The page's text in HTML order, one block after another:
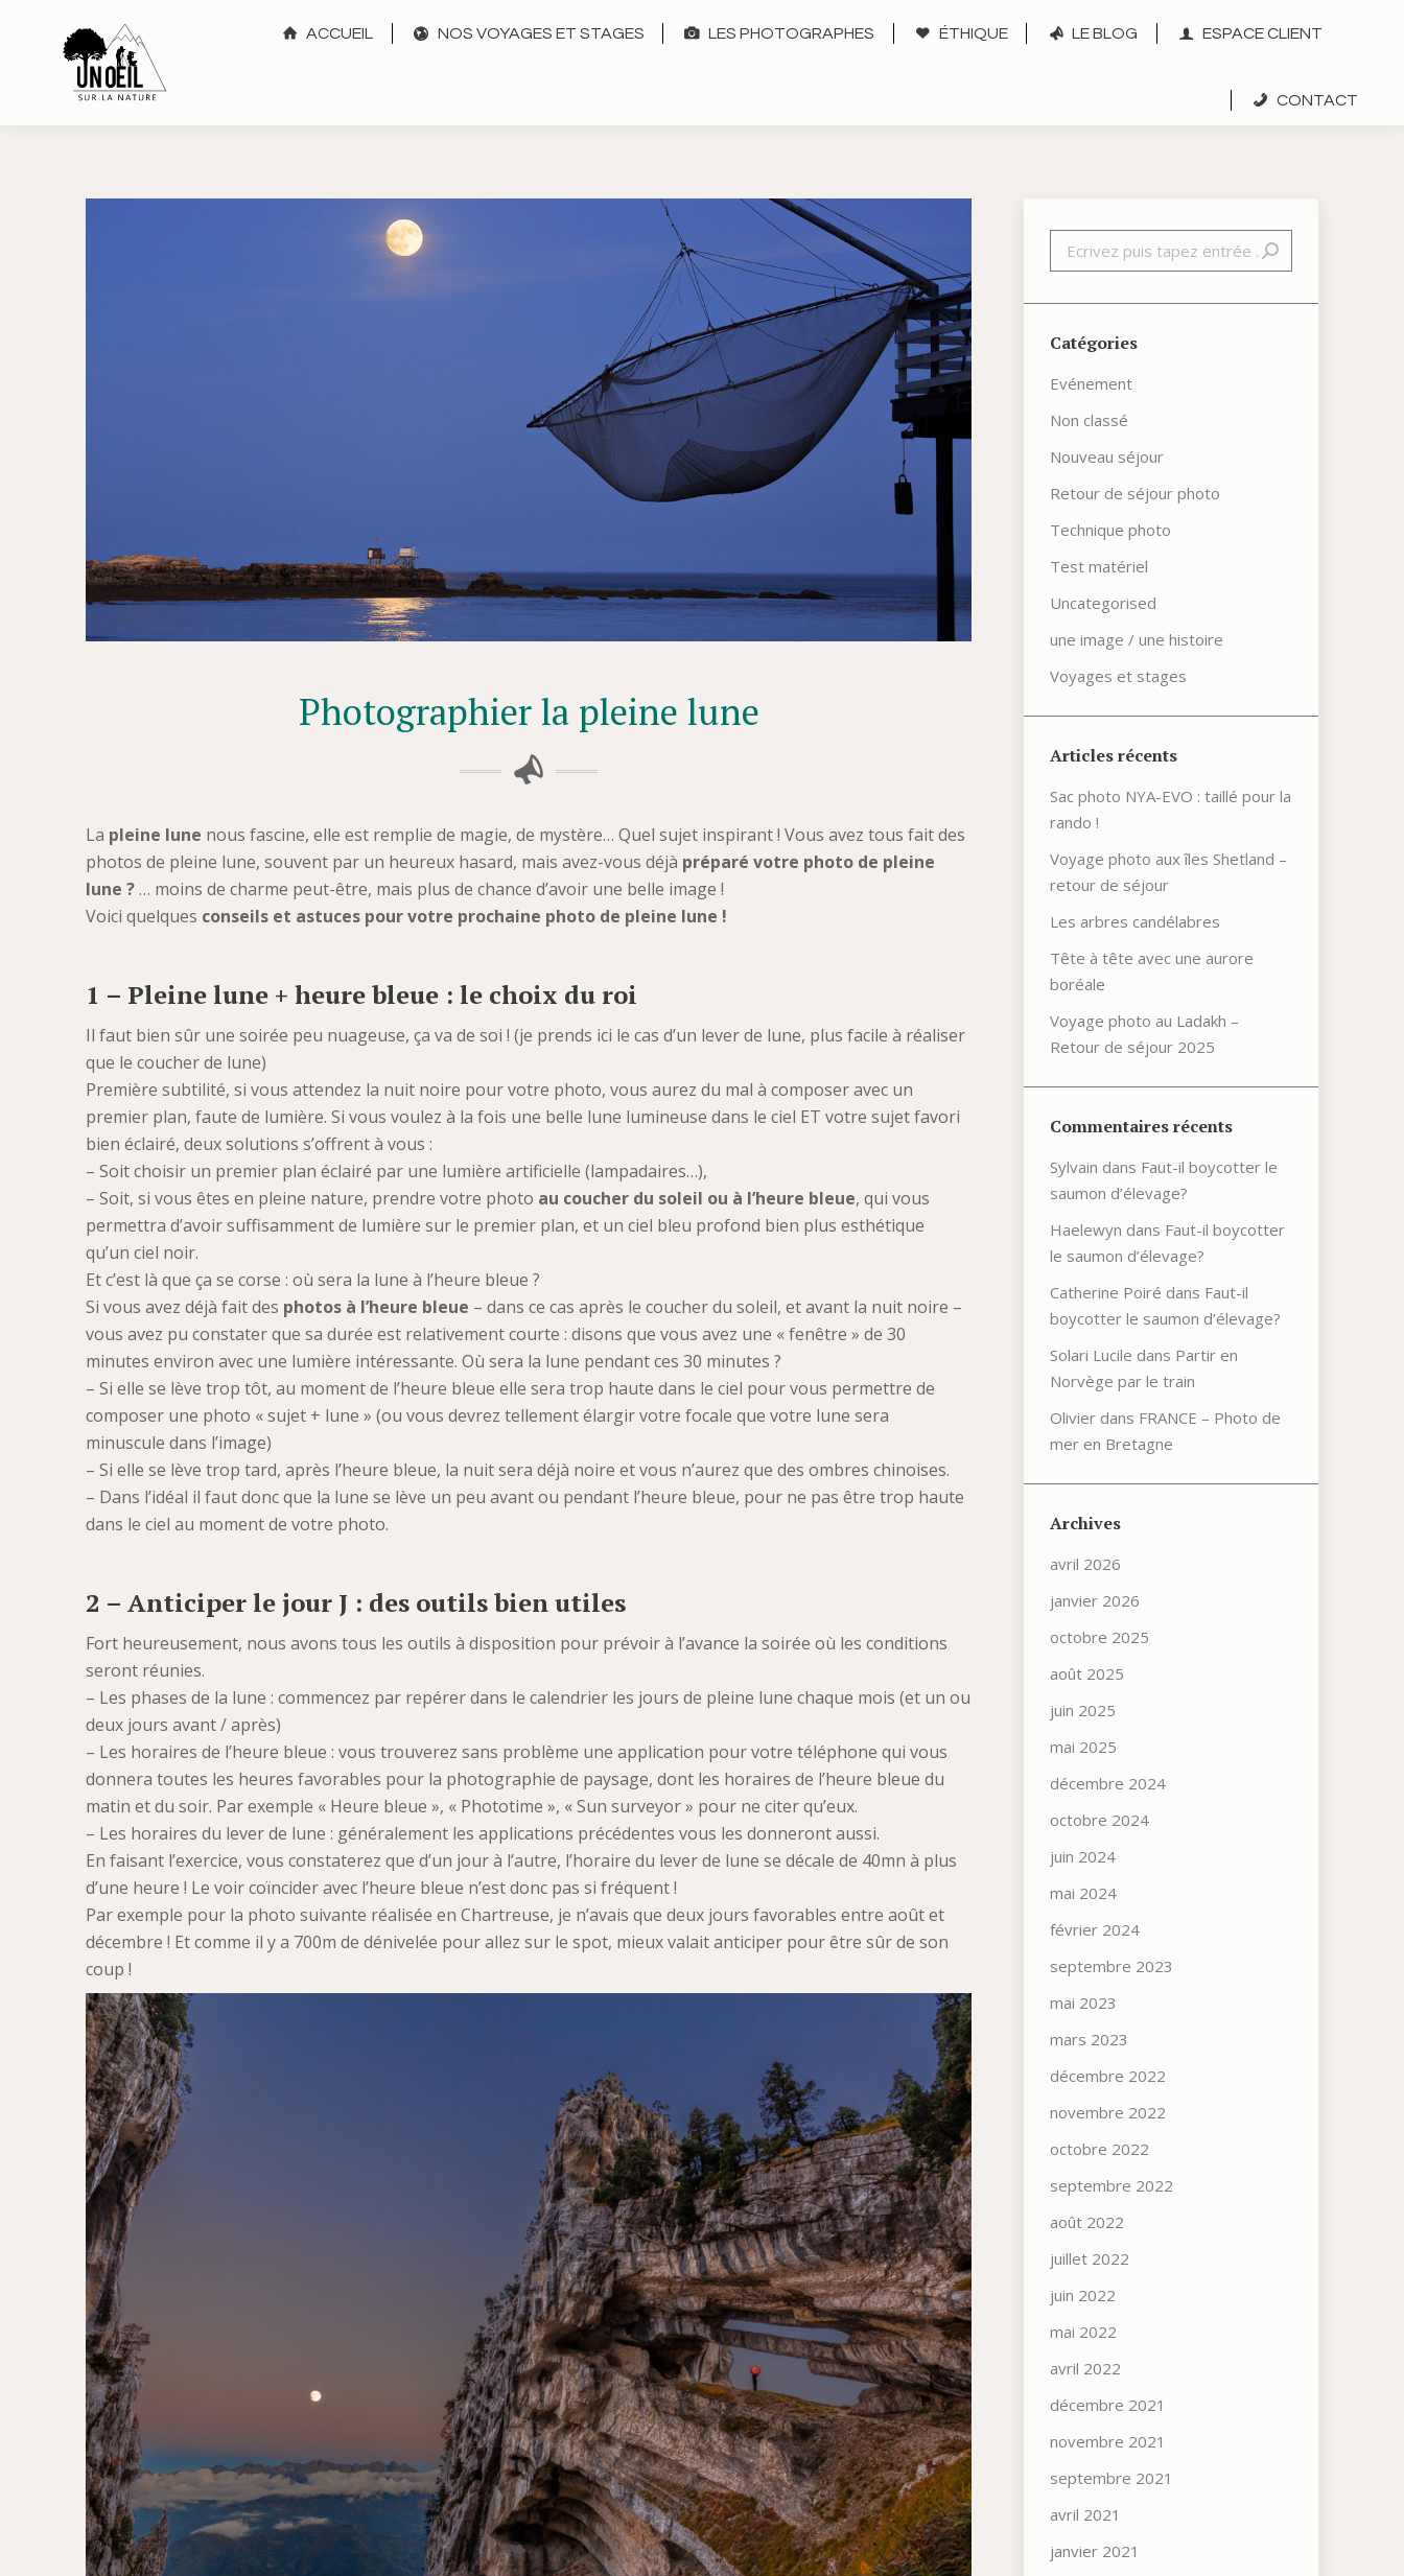
ACCUEIL NOS VOYAGES ET STAGES LES PHOTOGRAPHES ÉTHIQUE LE BLOG ESPACE CLIENT
CONTACT
Photographier la pleine lune
La pleine lune nous fascine, elle est remplie de magie, de mystère… Quel sujet inspirant ! Vous avez tous fait des
photos de pleine lune, souvent par un heureux hasard, mais avez-vous déjà préparé votre photo de pleine
lune ?… moins de charme peut-être, mais plus de chance d’avoir une belle image !
Voici quelques conseils et astuces pour votre prochaine photo de pleine lune !
1 – Pleine lune + heure bleue : le choix du roi
Il faut bien sûr une soirée peu nuageuse, ça va de soi ! (je prends ici le cas d’un lever de lune, plus facile à réaliser
que le coucher de lune)
Première subtilité, si vous attendez la nuit noire pour votre photo, vous aurez du mal à composer avec un
premier plan, faute de lumière. Si vous voulez à la fois une belle lune lumineuse dans le ciel ET votre sujet favori
bien éclairé, deux solutions s’offrent à vous :
– Soit choisir un premier plan éclairé par une lumière artificielle (lampadaires…),
– Soit, si vous êtes en pleine nature, prendre votre photo au coucher du soleil ou à l’heure bleue, qui vous
permettra d’avoir suffisamment de lumière sur le premier plan, et un ciel bleu profond bien plus esthétique
qu’un ciel noir.
Et c’est là que ça se corse : où sera la lune à l’heure bleue ?
Si vous avez déjà fait des photos à l’heure bleue – dans ce cas après le coucher du soleil, et avant la nuit noire –
vous avez pu constater que sa durée est relativement courte : disons que vous avez une « fenêtre » de 30
minutes environ avec une lumière intéressante. Où sera la lune pendant ces 30 minutes ?
– Si elle se lève trop tôt, au moment de l’heure bleue elle sera trop haute dans le ciel pour vous permettre de
composer une photo « sujet + lune » (ou vous devrez tellement élargir votre focale que votre lune sera
minuscule dans l’image)
– Si elle se lève trop tard, après l’heure bleue, la nuit sera déjà noire et vous n’aurez que des ombres chinoises.
– Dans l’idéal il faut donc que la lune se lève un peu avant ou pendant l’heure bleue, pour ne pas être trop haute
dans le ciel au moment de votre photo.
2 – Anticiper le jour J : des outils bien utiles
Fort heureusement, nous avons tous les outils à disposition pour prévoir à l’avance la soirée où les conditions
seront réunies.
– Les phases de la lune : commencez par repérer dans le calendrier les jours de pleine lune chaque mois (et un ou
deux jours avant / après)
– Les horaires de l’heure bleue : vous trouverez sans problème une application pour votre téléphone qui vous
donnera toutes les heures favorables pour la photographie de paysage, dont les horaires de l’heure bleue du
matin et du soir. Par exemple « Heure bleue », « Phototime », « Sun surveyor » pour ne citer qu’eux.
– Les horaires du lever de lune : généralement les applications précédentes vous les donneront aussi.
En faisant l’exercice, vous constaterez que d’un jour à l’autre, l’horaire du lever de lune se décale de 40mn à plus
d’une heure ! Le voir coïncider avec l’heure bleue n’est donc pas si fréquent !
Par exemple pour la photo suivante réalisée en Chartreuse, je n’avais que deux jours favorables entre août et
décembre ! Et comme il y a 700m de dénivelée pour allez sur le spot, mieux valait anticiper pour être sûr de son
coup !
Recherche
Catégories
Evénement
Non classé
Nouveau séjour
Retour de séjour photo
Technique photo
Test matériel
Uncategorised
une image / une histoire
Voyages et stages
Articles récents
Sac photo NYA-EVO : taillé pour la
rando !
Voyage photo aux îles Shetland –
retour de séjour
Les arbres candélabres
Tête à tête avec une aurore
boréale
Voyage photo au Ladakh –
Retour de séjour 2025
Commentaires récents
Sylvain dans Faut-il boycotter le
saumon d’élevage?
Haelewyn dans Faut-il boycotter
le saumon d’élevage?
Catherine Poiré dans Faut-il
boycotter le saumon d’élevage?
Solari Lucile dans Partir en
Norvège par le train
Olivier dans FRANCE – Photo de
mer en Bretagne
Archives
avril 2026
janvier 2026
octobre 2025
août 2025
juin 2025
mai 2025
décembre 2024
octobre 2024
juin 2024
mai 2024
février 2024
septembre 2023
mai 2023
mars 2023
décembre 2022
novembre 2022
octobre 2022
septembre 2022
août 2022
juillet 2022
juin 2022
mai 2022
avril 2022
décembre 2021
novembre 2021
septembre 2021
avril 2021
janvier 2021